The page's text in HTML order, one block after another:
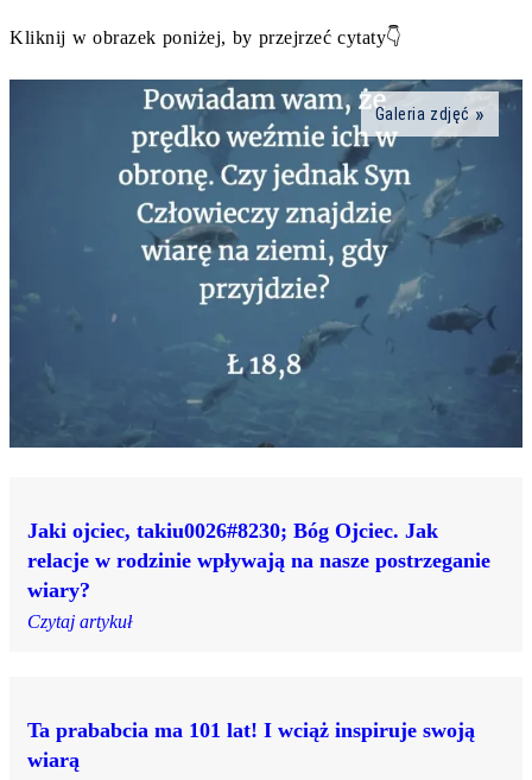
Kliknij w obrazek poniżej, by przejrzeć cytaty👇
Galeria zdjęć
Jaki ojciec, takiu0026#8230; Bóg Ojciec. Jak
relacje w rodzinie wpływają na nasze postrzeganie
wiary?
Czytaj artykuł
Ta prababcia ma 101 lat! I wciąż inspiruje swoją
wiarą